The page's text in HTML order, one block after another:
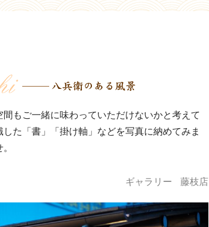
もご一緒に味わっていただけないかと考えて
た「書」「掛け軸」などを写真に納めてみま
ギャラリー 藤枝店